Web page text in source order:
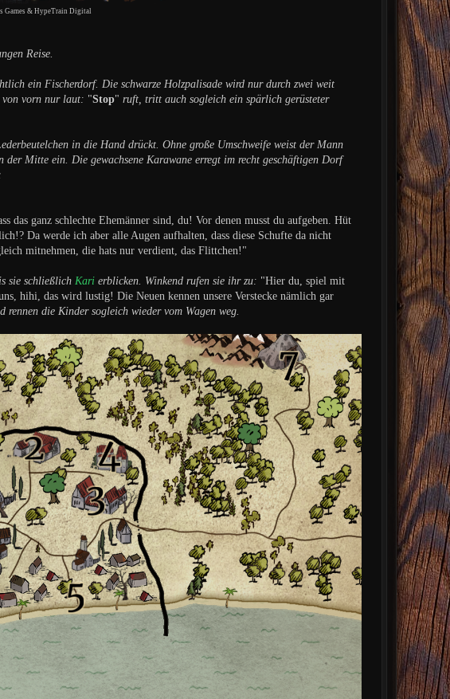
Games & HypeTrain Digital
Reise.
ein Fischerdorf. Die schwarze Holzpalisade wird nur durch zwei weit
von vorn nur laut: "Stop" ruft, tritt auch sogleich ein spärlich gerüsteter
in die Hand drückt. Ohne große Umschweife weist der Mann
Mitte ein. Die gewachsene Karawane erregt im recht geschäftigen Dorf
das ganz schlechte Ehemänner sind, du! Vor denen musst du aufgeben. Hüt
Da werde ich aber alle Augen aufhalten, dass diese Schufte da nicht
mitnehmen, die hats nur verdient, das Flittchen!"
sie schließlich Kari erblicken. Winkend rufen sie ihr zu: "Hier du, spiel mit
hihi, das wird lustig! Die Neuen kennen unsere Verstecke nämlich gar
rennen die Kinder sogleich wieder vom Wagen weg.